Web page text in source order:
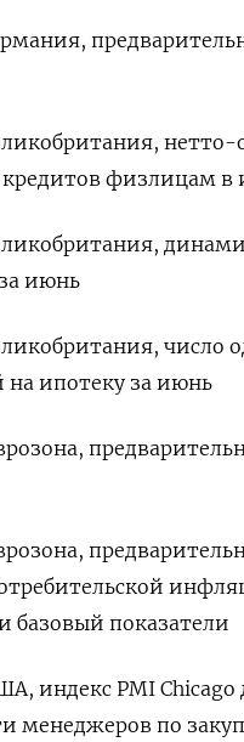
физлицам в
июнь
число
на ипотеку за июнь
базовый показатели
индекс PMI Chicago
менеджеров по